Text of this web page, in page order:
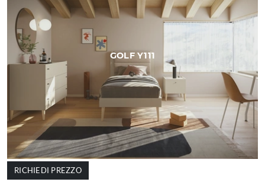
GOLF Y111
RICHIEDI PREZZO